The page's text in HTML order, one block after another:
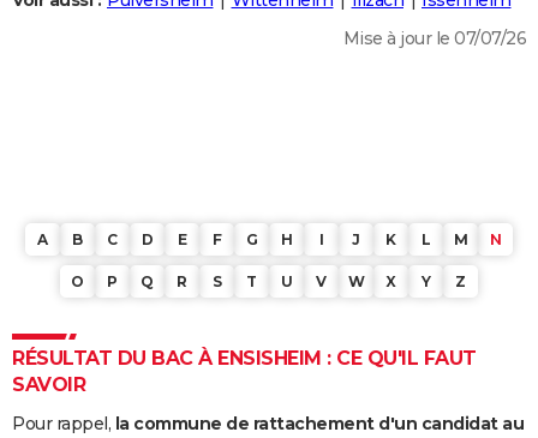
Dictionnaire
Biographies
Citations
Expressions
Proverbes
PROGRAMME TV
S'inscrire
Se connecter
Lycées
Collèges
Primaires
Universités
Entreprises
Service militaire
Avis de recherche
AVIS DE DÉCÈS
FORUM
Mise à jour le 07/07/26
A B C D E F G H I J K L M N
O P Q R S T U V W X Y Z
RÉSULTAT DU BAC À ENSISHEIM : CE QU'IL FAUT
SAVOIR
Pour rappel, la commune de rattachement d'un candidat au